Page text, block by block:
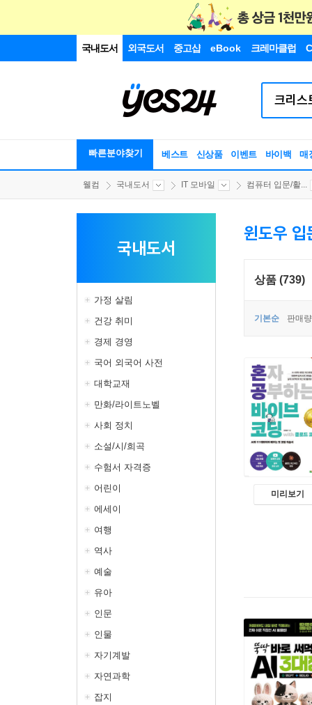
국내도서 외국도서 중고샵 eBook 크레마클럽
빠른분야찾기 베스트 신상품 이벤트 바이백 매
웰컴 국내도서 IT 모바일 컴퓨터 입문/활...
국내도서
가정 살림
건강 취미
경제 경영
국어 외국어 사전
대학교재
만화/라이트노벨
사회 정치
소설/시/희곡
수험서 자격증
어린이
에세이
여행
역사
예술
유아
인문
인물
자기계발
자연과학
잡지
윈도우
상품 (739)
기본순 판매
미리보기